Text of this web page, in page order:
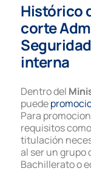
Histórico
corte
interna
Dentro del
puede
Para
requisitos
titulación
al ser un grupo
Bachillerato o